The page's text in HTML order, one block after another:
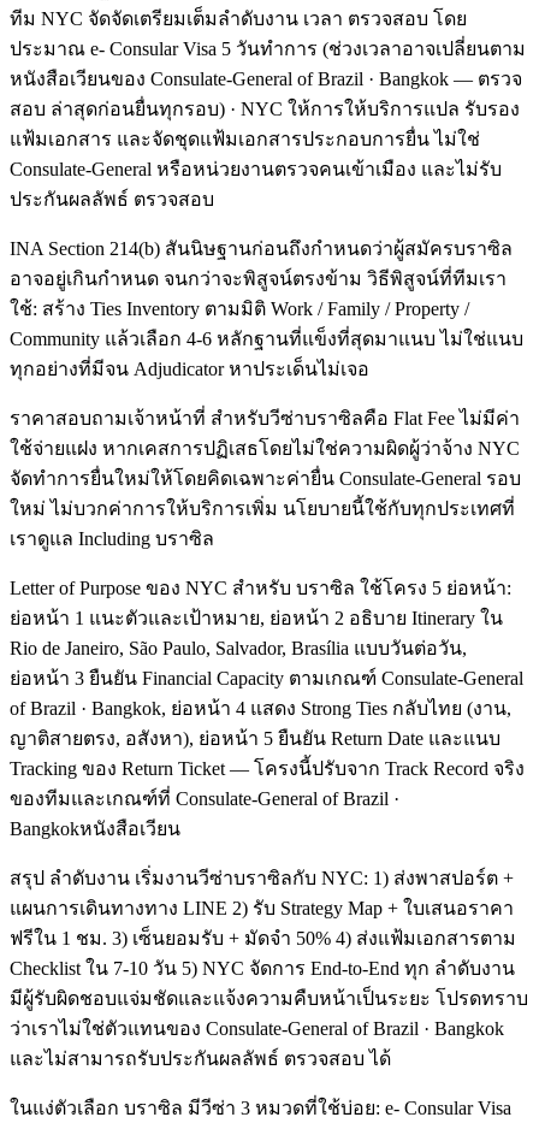
ทีม NYC จัดจัดเตรียมเต็มลำดับงาน เวลา ตรวจสอบ โดย
ประมาณ e- Consular Visa 5 วันทำการ (ช่วงเวลาอาจเปลี่ยนตาม
หนังสือเวียนของ Consulate-General of Brazil · Bangkok — ตรวจ
สอบ ล่าสุดก่อนยื่นทุกรอบ) · NYC ให้การให้บริการแปล รับรอง
แฟ้มเอกสาร และจัดชุดแฟ้มเอกสารประกอบการยื่น ไม่ใช่
Consulate-General หรือหน่วยงานตรวจคนเข้าเมือง และไม่รับ
ประกันผลลัพธ์ ตรวจสอบ
INA Section 214(b) สันนิษฐานก่อนถึงกำหนดว่าผู้สมัครบราซิล
อาจอยู่เกินกำหนด จนกว่าจะพิสูจน์ตรงข้าม วิธีพิสูจน์ที่ทีมเรา
ใช้: สร้าง Ties Inventory ตามมิติ Work / Family / Property /
Community แล้วเลือก 4-6 หลักฐานที่แข็งที่สุดมาแนบ ไม่ใช่แนบ
ทุกอย่างที่มีจน Adjudicator หาประเด็นไม่เจอ
ราคาสอบถามเจ้าหน้าที่ สำหรับวีซ่าบราซิลคือ Flat Fee ไม่มีค่า
ใช้จ่ายแฝง หากเคสการปฏิเสธโดยไม่ใช่ความผิดผู้ว่าจ้าง NYC
จัดทำการยื่นใหม่ให้โดยคิดเฉพาะค่ายื่น Consulate-General รอบ
ใหม่ ไม่บวกค่าการให้บริการเพิ่ม นโยบายนี้ใช้กับทุกประเทศที่
เราดูแล Including บราซิล
Letter of Purpose ของ NYC สำหรับ บราซิล ใช้โครง 5 ย่อหน้า:
ย่อหน้า 1 แนะตัวและเป้าหมาย, ย่อหน้า 2 อธิบาย Itinerary ใน
Rio de Janeiro, São Paulo, Salvador, Brasília แบบวันต่อวัน,
ย่อหน้า 3 ยืนยัน Financial Capacity ตามเกณฑ์ Consulate-General
of Brazil · Bangkok, ย่อหน้า 4 แสดง Strong Ties กลับไทย (งาน,
ญาติสายตรง, อสังหา), ย่อหน้า 5 ยืนยัน Return Date และแนบ
Tracking ของ Return Ticket — โครงนี้ปรับจาก Track Record จริง
ของทีมและเกณฑ์ที่ Consulate-General of Brazil ·
Bangkokหนังสือเวียน
สรุป ลำดับงาน เริ่มงานวีซ่าบราซิลกับ NYC: 1) ส่งพาสปอร์ต +
แผนการเดินทางทาง LINE 2) รับ Strategy Map + ใบเสนอราคา
ฟรีใน 1 ชม. 3) เซ็นยอมรับ + มัดจำ 50% 4) ส่งแฟ้มเอกสารตาม
Checklist ใน 7-10 วัน 5) NYC จัดการ End-to-End ทุก ลำดับงาน
มีผู้รับผิดชอบแจ่มชัดและแจ้งความคืบหน้าเป็นระยะ โปรดทราบ
ว่าเราไม่ใช่ตัวแทนของ Consulate-General of Brazil · Bangkok
และไม่สามารถรับประกันผลลัพธ์ ตรวจสอบ ได้
ในแง่ตัวเลือก บราซิล มีวีซ่า 3 หมวดที่ใช้บ่อย: e- Consular Visa